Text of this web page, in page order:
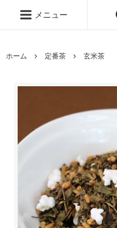
メニュー
ホーム 定番茶 玄米茶